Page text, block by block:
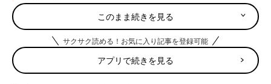
飽きずにやり遂げるようフォロー
次々と新たな興味に気持ちが移り、飽きっぽいところも。最後ま
でやり遂げられるように、さりげなくフォローして。
6月1日は何の日
このまま続きを見る
サクサク読める！お気に入り記事を登録可能
アプリで続きを見る